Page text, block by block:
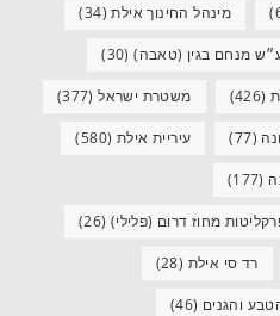
מינהל החינוך אילת(34)
מנחם בגין (טאבה)(30)
(426) משטרת ישראל(377)
(77) עיריית אילת (580)
(177)
מחוז דרום (פלילי) (26)
רד סי אילת (28)
והגנים (46)